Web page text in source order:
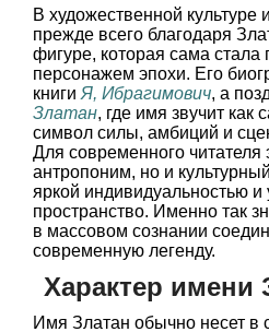
В художественной культуре
прежде всего благодаря
фигуре, которая сама стала
персонажем эпохи. Его
книги Я, Ибрагимович, а
Златан, где имя звучит как
символ силы, амбиций и
Для современного читателя
антропоним, но и
яркой индивидуальностью
пространство. Именно так
в массовом сознании
современную легенду.
Характер имени
Имя Златан обычно несет в